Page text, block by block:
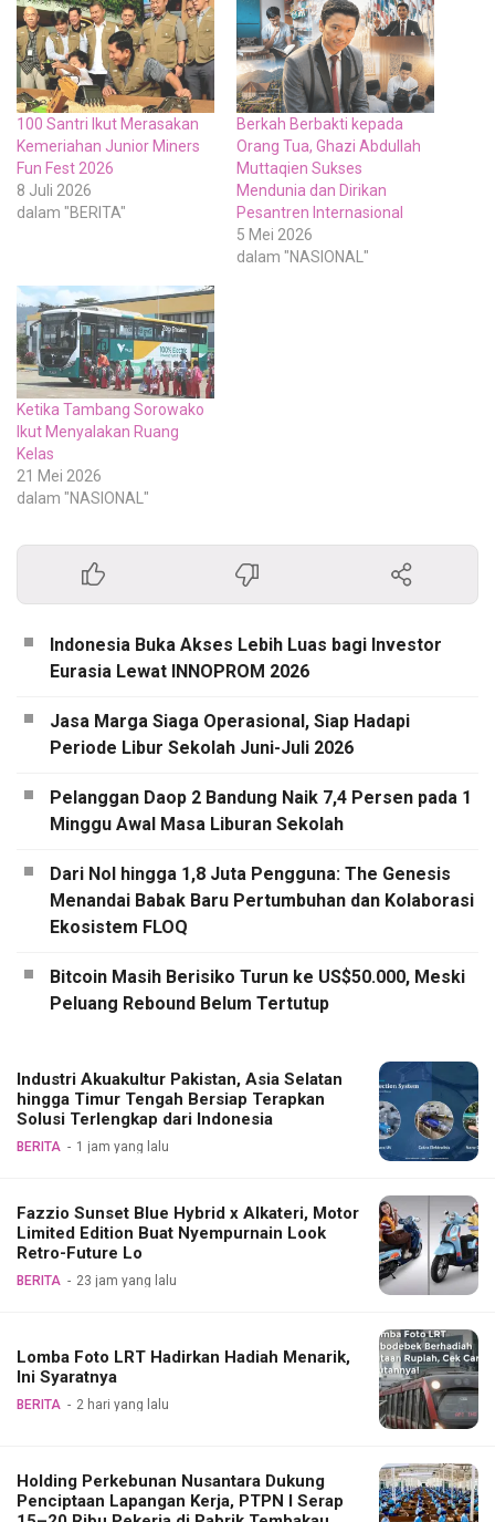
100 Santri Ikut Merasakan
Kemeriahan Junior Miners
Fun Fest 2026
8 Juli 2026
dalam "BERITA"
Berkah Berbakti kepada
Orang Tua, Ghazi Abdullah
Muttaqien Sukses
Mendunia dan Dirikan
Pesantren Internasional
5 Mei 2026
dalam "NASIONAL"
Ketika Tambang Sorowako
Ikut Menyalakan Ruang
Kelas
21 Mei 2026
dalam "NASIONAL"
Indonesia Buka Akses Lebih Luas bagi Investor
Eurasia Lewat INNOPROM 2026
Jasa Marga Siaga Operasional, Siap Hadapi
Periode Libur Sekolah Juni-Juli 2026
Pelanggan Daop 2 Bandung Naik 7,4 Persen pada 1
Minggu Awal Masa Liburan Sekolah
Dari Nol hingga 1,8 Juta Pengguna: The Genesis
Menandai Babak Baru Pertumbuhan dan Kolaborasi
Ekosistem FLOQ
Bitcoin Masih Berisiko Turun ke US$50.000, Meski
Peluang Rebound Belum Tertutup
Industri Akuakultur Pakistan, Asia Selatan
hingga Timur Tengah Bersiap Terapkan
Solusi Terlengkap dari Indonesia
BERITA 1 jam yang lalu
Fazzio Sunset Blue Hybrid x Alkateri, Motor
Limited Edition Buat Nyempurnain Look
Retro-Future Lo
BERITA 23 jam yang lalu
Lomba Foto LRT Hadirkan Hadiah Menarik,
Ini Syaratnya
BERITA 2 hari yang lalu
Holding Perkebunan Nusantara Dukung
Penciptaan Lapangan Kerja, PTPN I Serap